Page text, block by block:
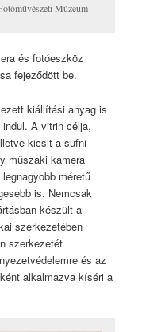
Múzeum
és fotóeszköz
fejeződött be.
kiállítási anyag is
A vitrin célja,
kicsit a sufni
műszaki kamera
méretű
is. Nemcsak
készült a
szerkezetében
szerkezetét
és az
alkalmazva kíséri a